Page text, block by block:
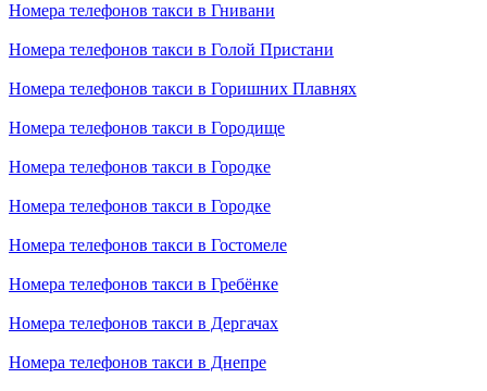
Номера телефонов такси в Гнивани
Номера телефонов такси в Голой Пристани
Номера телефонов такси в Горишних Плавнях
Номера телефонов такси в Городище
Номера телефонов такси в Городке
Номера телефонов такси в Городке
Номера телефонов такси в Гостомеле
Номера телефонов такси в Гребёнке
Номера телефонов такси в Дергачах
Номера телефонов такси в Днепре